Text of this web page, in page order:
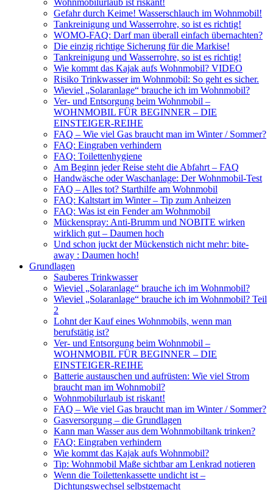
Gefahr durch Keime! Wasserschlauch im Wohnmobil!
Tankreinigung und Wasserrohre, so ist es richtig!
WOMO-FAQ: Darf man überall einfach übernachten?
Die einzig richtige Sicherung für die Markise!
Tankreinigung und Wasserrohre, so ist es richtig!
Wie kommt das Kajak aufs Wohnmobil? VIDEO
Risiko Trinkwasser im Wohnmobil: So geht es sicher.
Wieviel „Solaranlage“ brauche ich im Wohnmobil?
Ver- und Entsorgung beim Wohnmobil –
WOHNMOBIL FÜR BEGINNER – DIE
EINSTEIGER-REIHE
FAQ – Wie viel Gas braucht man im Winter / Sommer?
FAQ: Eingraben verhindern
FAQ: Toilettenhygiene
Am Beginn jeder Reise steht die Abfahrt – FAQ
Handwäsche oder Waschanlage: Der Wohnmobil-Test
FAQ – Alles tot? Starthilfe am Wohnmobil
FAQ: Kaltstart im Winter – Tip zum Anheizen
FAQ: Was ist ein Fender am Wohnmobil
Mückenspray: Anti-Brumm und NOBITE wirken
wirklich gut – Daumen hoch
Und schon juckt der Mückenstich nicht mehr: bite-
away : Daumen hoch!
Grundlagen
Sauberes Trinkwasser
Wieviel „Solaranlage“ brauche ich im Wohnmobil?
Wieviel „Solaranlage“ brauche ich im Wohnmobil? Teil
2
Lohnt der Kauf eines Wohnmobils, wenn man
berufstätig ist?
Ver- und Entsorgung beim Wohnmobil –
WOHNMOBIL FÜR BEGINNER – DIE
EINSTEIGER-REIHE
Batterie austauschen und aufrüsten: Wie viel Strom
braucht man im Wohnmobil?
Wohnmobilurlaub ist riskant!
FAQ – Wie viel Gas braucht man im Winter / Sommer?
Gasversorgung – die Grundlagen
Kann man Wasser aus dem Wohnmobiltank trinken?
FAQ: Eingraben verhindern
Wie kommt das Kajak aufs Wohnmobil?
Tip: Wohnmobil Maße sichtbar am Lenkrad notieren
Wenn die Toilettenkassette undicht ist –
Dichtungswechsel selbstgemacht